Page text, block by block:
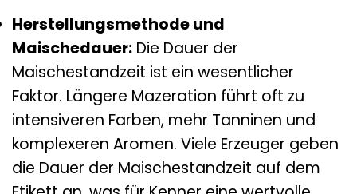
Herstellungsmethode und
Maischedauer: Die Dauer der
Maischestandzeit ist ein wesentlicher
Faktor. Längere Mazeration führt oft zu
intensiveren Farben, mehr Tanninen und
komplexeren Aromen. Viele Erzeuger geben
die Dauer der Maischestandzeit auf dem